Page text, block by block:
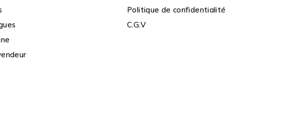
Politique de confidentialité
C.G.V